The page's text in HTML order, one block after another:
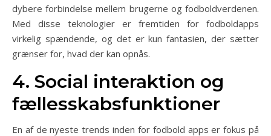
dybere forbindelse mellem brugerne og fodboldverdenen.
Med disse teknologier er fremtiden for fodboldapps
virkelig spændende, og det er kun fantasien, der sætter
grænser for, hvad der kan opnås.
4. Social interaktion og
fællesskabsfunktioner
En af de nyeste trends inden for fodbold apps er fokus på